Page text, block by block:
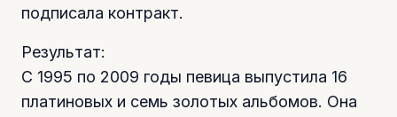
подписала контракт.
Результат:
С 1995 по 2009 годы певица выпустила 16
платиновых и семь золотых альбомов. Она